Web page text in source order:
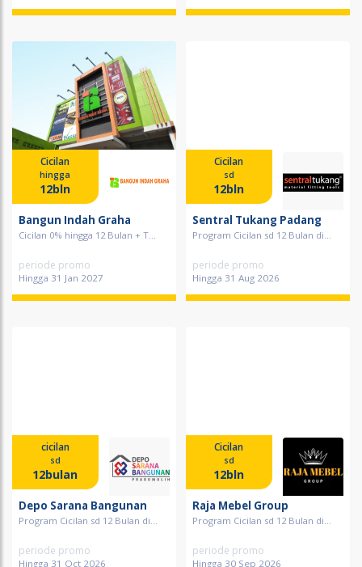
Cicilan
hingga
12bln
Bangun Indah Graha
Cicilan 0% hingga 12 Bulan + T...
periode promo
Hingga 31 Jan 2027
Cicilan
sd
12bln
Sentral Tukang Padang
Program Cicilan sd 12 Bulan di...
periode promo
Hingga 31 Aug 2026
cicilan
sd
12bulan
Depo Sarana Bangunan
Program Cicilan sd 12 Bulan di...
periode promo
Hingga 31 Oct 2026
Cicilan
sd
12bln
Raja Mebel Group
Program Cicilan sd 12 Bulan di...
periode promo
Hingga 30 Sep 2026